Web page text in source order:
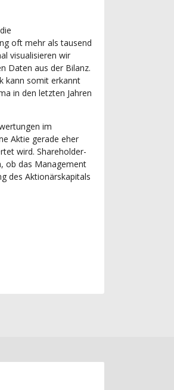
oft mehr als tausend
visualisieren wir
Daten aus der Bilanz.
kann somit erkannt
in den letzten Jahren
im
Aktie gerade eher
wird. Shareholder-
ob das Management
des Aktionärskapitals